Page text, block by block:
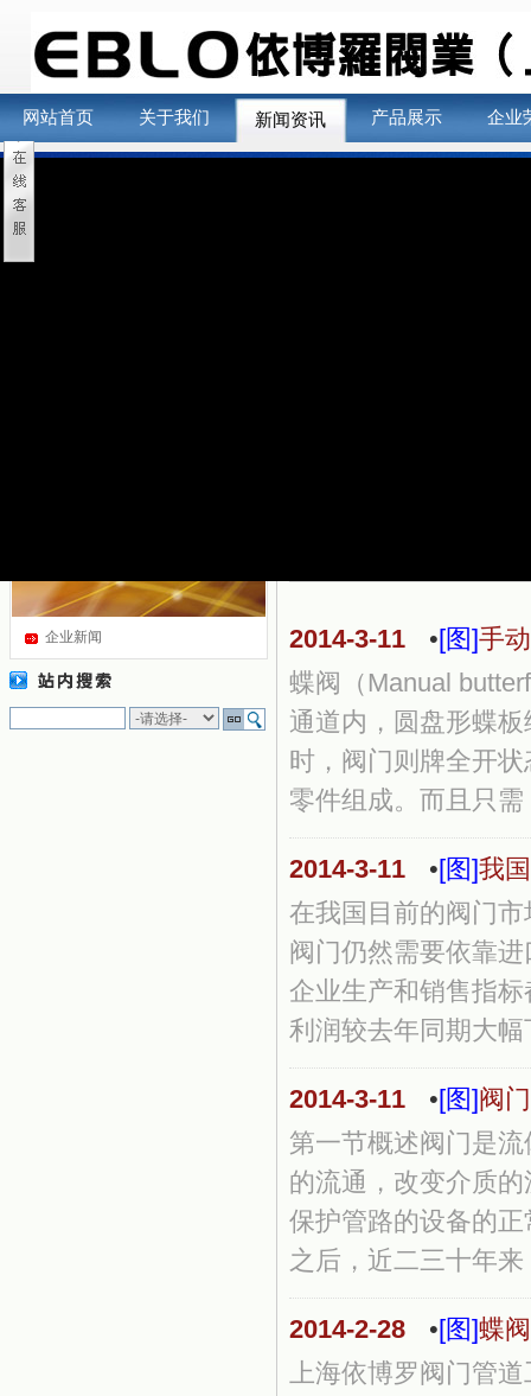
网站首页 关于我们 新闻资讯 产品展示 企业
企业新闻 2014-3-11 •[图]手
蝶阀（Manual
通道内，圆盘形蝶
时，阀门则牌全开
零件组成。而且只需
2014-3-11 •[图]我
在我国目前的阀门
阀门仍然需要依靠
企业生产和销售指
利润较去年同期大
2014-3-11 •[图]阀
第一节概述阀门是
的流通，改变介质
保护管路的设备的
之后，近二三十年
2014-2-28 •[图]蝶
上海依博罗阀门管